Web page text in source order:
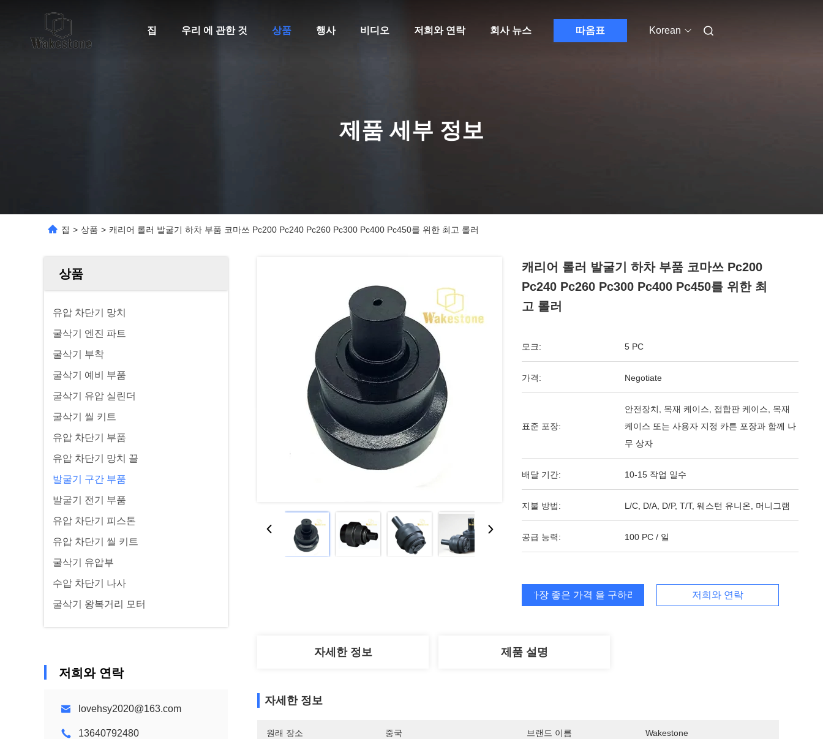
집 우리 에 관한 것 상품 행사 비디오 저희와 연락 회사 뉴스 따옴표 Korean
제품 세부 정보
집 > 상품 > 캐리어 롤러 발굴기 하차 부품 코마쓰 Pc200 Pc240 Pc260 Pc300 Pc400 Pc450를 위한 최고 롤러
상품
유압 차단기 망치
굴삭기 엔진 파트
굴삭기 부착
굴삭기 예비 부품
굴삭기 유압 실린더
굴삭기 씰 키트
유압 차단기 부품
유압 차단기 망치 끌
발굴기 구간 부품
발굴기 전기 부품
유압 차단기 피스톤
유압 차단기 씰 키트
굴삭기 유압부
수압 차단기 나사
굴삭기 왕복거리 모터
저희와 연락
lovehsy2020@163.com
13640792480
캐리어 롤러 발굴기 하차 부품 코마쓰 Pc200
Pc240 Pc260 Pc300 Pc400 Pc450를 위한 최
고 롤러
모크: 5 PC
가격: Negotiate
표준 포장:
안전장치, 목재 케이스, 접합판 케이스, 목재
케이스 또는 사용자 지정 카튼 포장과 함께 나
무 상자
배달 기간: 10-15 작업 일수
지불 방법: L/C, D/A, D/P, T/T, 웨스턴 유니온, 머니그램
공급 능력: 100 PC / 일
가장 좋은 가격 을 구하라 저희와 연락
자세한 정보 제품 설명
자세한 정보
원래 장소 중국 브랜드 이름 Wakestone